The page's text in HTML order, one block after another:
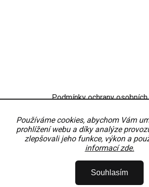
Používáme cookies, abychom Vám
prohlížení webu a díky analýze
zlepšovali jeho funkce, výkon a
informací zde.
Souhlasím
Podmínky ochrany osobních
Nastavení
. Všechna práva